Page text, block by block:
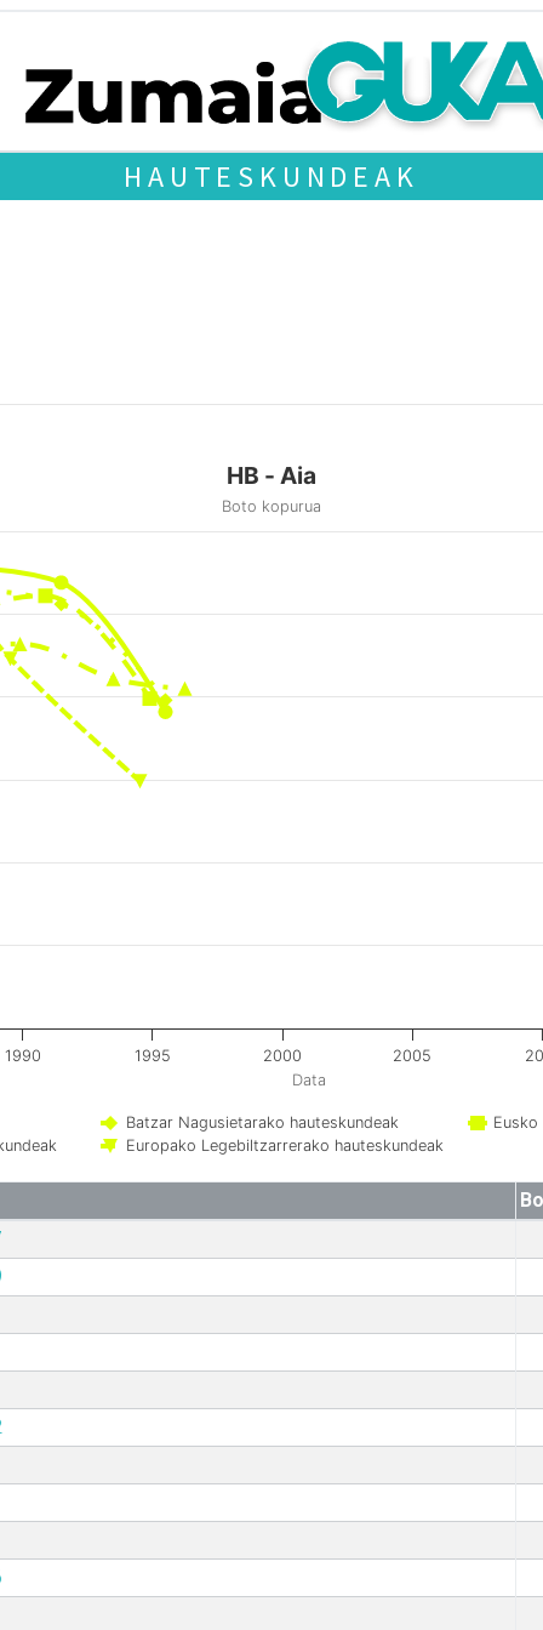
HAUTESKUNDEAK
Data
HB - Aia
Boto kopurua
Batzar Nagusietarako hauteskundeak
Europako Legebiltzarrerako hauteskundeak
1990 1995 2000 2005